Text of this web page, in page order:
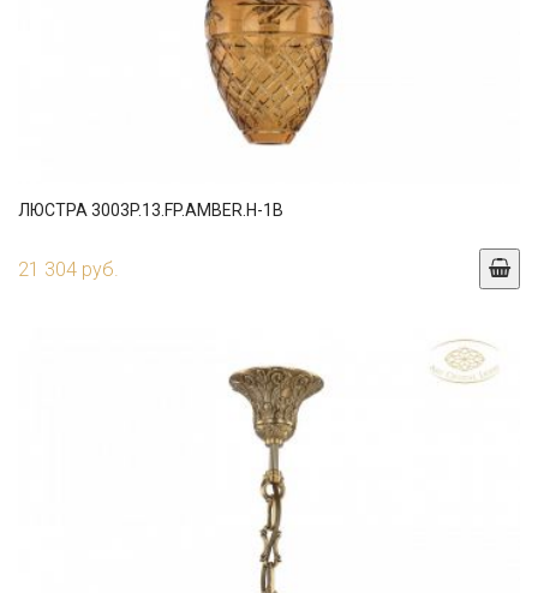
ЛЮСТРА 3003P.13.FP.AMBER.H-1B
21 304 руб.